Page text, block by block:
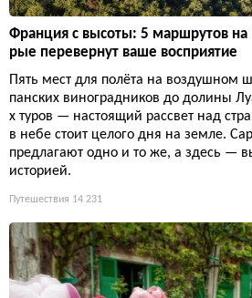
Франция с высоты: 5 маршрутов
рые перевернут ваше восприятие
Пять мест для полёта на воздушном
панских виноградников до долины
х туров — настоящий рассвет над
в небе стоит целого дня на земле.
предлагают одно и то же, а здесь —
историей.
Путешествия 14 231